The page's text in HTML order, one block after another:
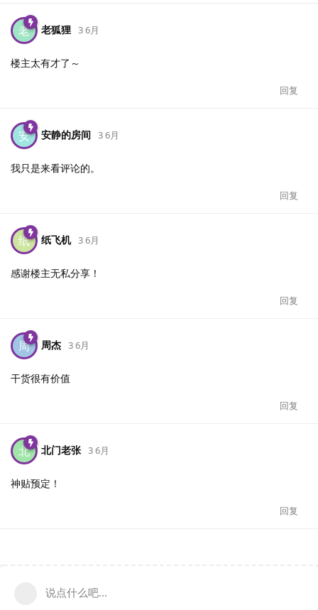
老 老狐狸 3 6月
楼主太有才了～
回复
安 安静的房间 3 6月
我只是来看评论的。
回复
纸 纸飞机 3 6月
感谢楼主无私分享！
回复
周 周杰 3 6月
干货很有价值
回复
北 北门老张 3 6月
神贴预定！
回复
说点什么吧...